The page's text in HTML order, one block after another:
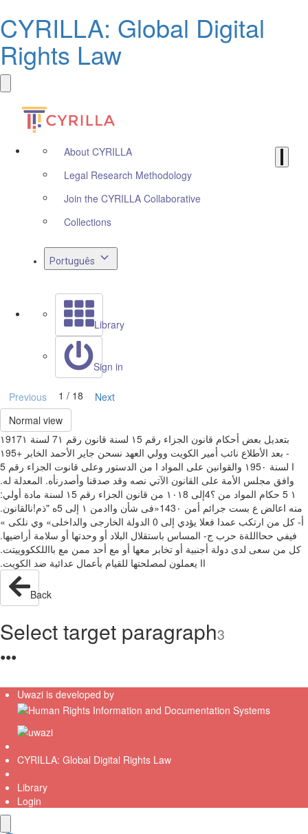
CYRILLA: Global Digital
Rights Law
About CYRILLA
Legal Research Methodology
Join the CYRILLA Collaborative
Collections
Português
Library
Sign in
Previous 1 / 18
Next
Normal view
‫قانون رقم ‏‪ 7١‬لسنة ‏‪١917١‬‬ ‫بتعديل بعض أحكام قانون الجزاء رقم ‏‪ ١5‬لسنة
‏‪١95+‬‬ ‫نائب أمير الكويت وولي العهد‬ ‫نسحن جاير الأحمد الخابر‬ ‫‪ -‬بعد الأطلاع
على المواد‬ ‫ا من الدستور وعلى قانوت الجزاء رقم ‪5‬‬ ‫ا‬ ‫لسنة ‏‪ ١95٠‬والقوانين
المعدلة له‪.‬‬ ‫وافق مجلس‬ ‫الأمة على القانون الآتي نصه وقد صدقنا وأصدرنأه‪.‬‬
‫مادة أولي‪:‬‬ ‫‪ 5 ١‬حكام المواد من ؟‪4‬إلى ‏‪ ١٠١8‬من قانون الجزاء رقم ‏‪ ١5‬لسنة
‏‪»143٠‬فى شأن‬ ‫واادمن ‏‪ ١‬إلى ‪5‬ه "ذم!نالقانون‪.‬‬ ‫منه‬ ‫اعالض ع‬ ‫بست‬ ‫جرائم أمن
الدولة الخارجى والداخلى» وي‬ ‫نلكى »‬ ‫‪0‬‬ ‫أ‪ -‬كل من ارتكب عمدا فعلا يؤدي إلى
المساس باستقلال البلاد أو وحدتها أو سلامة‬ ‫أراضيها‪.‬‬ ‫فيفي ححااللةة حرب‬ ‫ج‪-‬‬
‫مع بااللككووييتت‪.‬‬ ‫كل من سعى لدى‬ ‫دولة أجنبية أو تخابر معها أو مع أحد ممن
Back
Select target paragraph3
●●●
Uwazi is developed by
CYRILLA: Global Digital Rights Law
Library
Login